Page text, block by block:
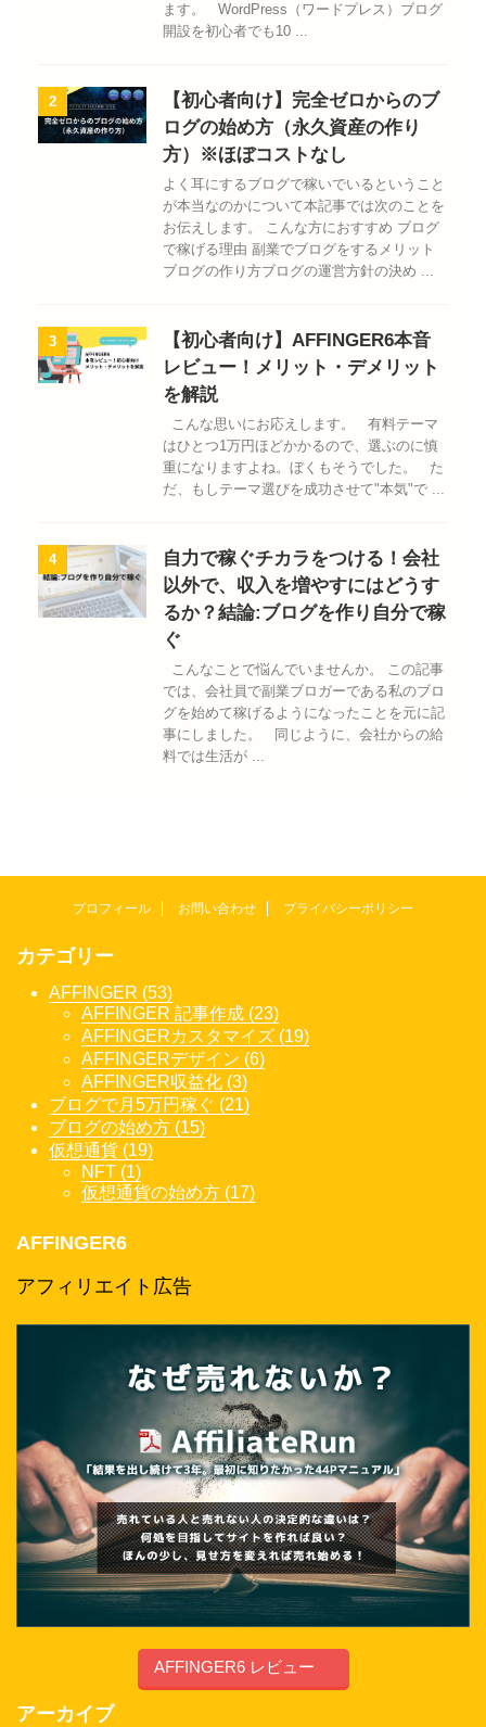
ます。 WordPress（ワードプレス）ブログ
開設を初心者でも10 ...
2
【初心者向け】完全ゼロからのブ
ログの始め方（永久資産の作り
方）※ほぼコストなし
よく耳にするブログで稼いでいるということ
が本当なのかについて本記事では次のことを
お伝えします。 こんな方におすすめ ブログ
で稼げる理由 副業でブログをするメリット
ブログの作り方ブログの運営方針の決め ...
3
【初心者向け】AFFINGER6本音
レビュー！メリット・デメリット
を解説
こんな思いにお応えします。 有料テーマ
はひとつ1万円ほどかかるので、選ぶのに慎
重になりますよね。ぼくもそうでした。 た
だ、もしテーマ選びを成功させて"本気"で ...
4
自力で稼ぐチカラをつける！会社
以外で、収入を増やすにはどうす
るか？結論:ブログを作り自分で稼
ぐ
こんなことで悩んでいませんか。 この記事
では、会社員で副業ブロガーである私のブロ
グを始めて稼げるようになったことを元に記
事にしました。 同じように、会社からの給
料では生活が ...
プロフィール お問い合わせ プライバシーポリシー
カテゴリー
AFFINGER (53)
AFFINGER 記事作成 (23)
AFFINGERカスタマイズ (19)
AFFINGERデザイン (6)
AFFINGER収益化 (3)
ブログで月5万円稼ぐ (21)
ブログの始め方 (15)
仮想通貨 (19)
NFT (1)
仮想通貨の始め方 (17)
AFFINGER6
アフィリエイト広告
AFFINGER6 レビュー
アーカイブ